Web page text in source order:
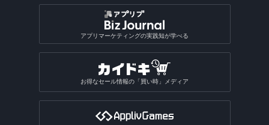
アプリマーケティングの実践知が学べる
お得なセール情報の「買い時」メディア